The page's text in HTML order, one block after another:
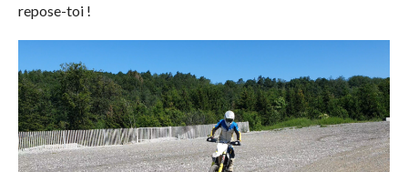
repose-toi !